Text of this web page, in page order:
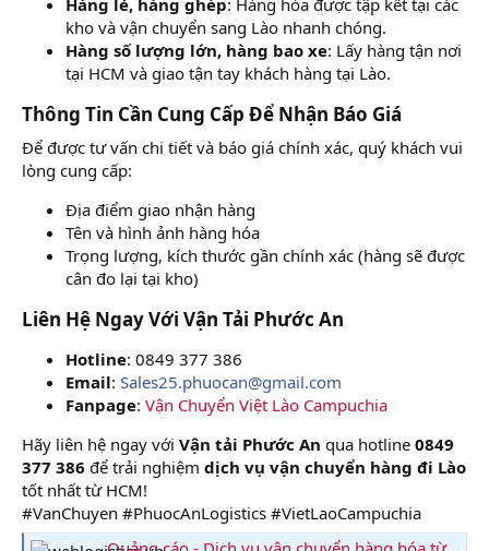
Hàng lẻ, hàng ghép: Hàng hóa được tập kết tại các
kho và vận chuyển sang Lào nhanh chóng.
Hàng số lượng lớn, hàng bao xe: Lấy hàng tận nơi
tại HCM và giao tận tay khách hàng tại Lào.
Thông Tin Cần Cung Cấp Để Nhận Báo Giá​
Để được tư vấn chi tiết và báo giá chính xác, quý khách vui
lòng cung cấp:
Địa điểm giao nhận hàng
Tên và hình ảnh hàng hóa
Trọng lượng, kích thước gần chính xác (hàng sẽ được
cân đo lại tại kho)
Liên Hệ Ngay Với Vận Tải Phước An​
Hotline: 0849 377 386
Email: Sales25.phuocan@gmail.com
Fanpage: Vận Chuyển Việt Lào Campuchia
Hãy liên hệ ngay với Vận tải Phước An qua hotline 0849
377 386 để trải nghiệm dịch vụ vận chuyển hàng đi Lào
tốt nhất từ HCM!
#VanChuyen #PhuocAnLogistics #VietLaoCampuchia